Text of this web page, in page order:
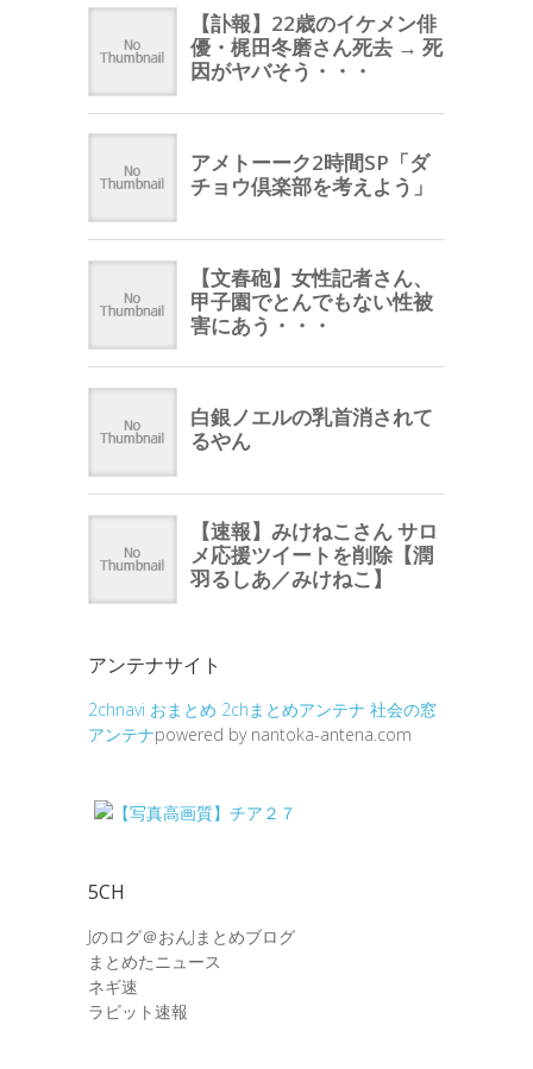
アンテナサイト
2chnavi おまとめ 2chまとめアンテナ 社会の窓
アンテナpowered by nantoka-antena.com
5CH
Jのログ＠おんJまとめブログ
まとめたニュース
ネギ速
ラビット速報